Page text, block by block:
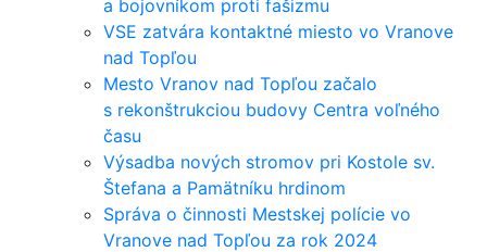
a bojovníkom proti fašizmu
VSE zatvára kontaktné miesto vo Vranove
nad Topľou
Mesto Vranov nad Topľou začalo
s rekonštrukciou budovy Centra voľného
času
Výsadba nových stromov pri Kostole sv.
Štefana a Pamätníku hrdinom
Správa o činnosti Mestskej polície vo
Vranove nad Topľou za rok 2024